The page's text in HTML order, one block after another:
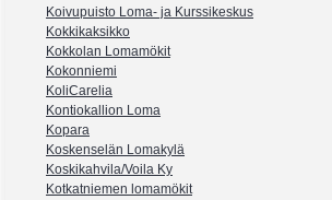
Koivupuisto Loma- ja Kurssikeskus
Kokkikaksikko
Kokkolan Lomamökit
Kokonniemi
KoliCarelia
Kontiokallion Loma
Kopara
Koskenselän Lomakylä
Koskikahvila/Voila Ky
Kotkatniemen lomamökit